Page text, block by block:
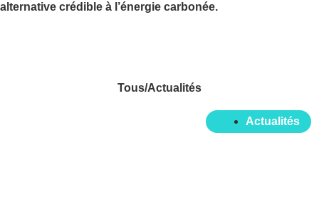
alternative crédible à l’énergie carbonée.
Tous/Actualités
Actualités